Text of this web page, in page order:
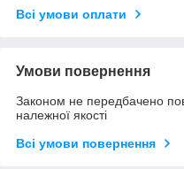
Всі умови оплати
Умови повернення
Законом не передбачено
належної якості
Всі умови повернення